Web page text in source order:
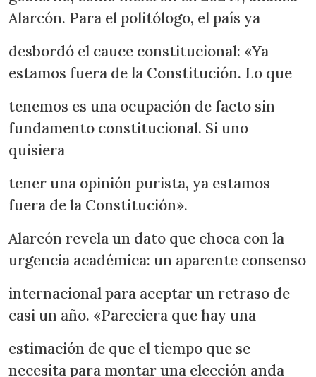
Alarcón. Para el politólogo, el país ya
desbordó el cauce constitucional: «Ya
estamos fuera de la Constitución. Lo que
tenemos es una ocupación de facto sin
fundamento constitucional. Si uno
quisiera
tener una opinión purista, ya estamos
fuera de la Constitución».
Alarcón revela un dato que choca con la
urgencia académica: un aparente consenso
internacional para aceptar un retraso de
casi un año. «Pareciera que hay una
estimación de que el tiempo que se
necesita para montar una elección anda